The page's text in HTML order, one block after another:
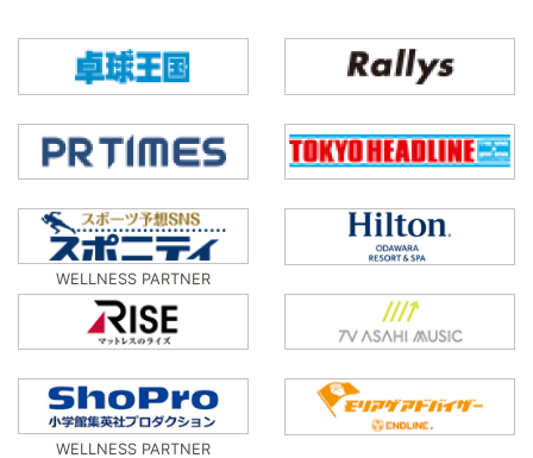
WELLNESS PARTNER
WELLNESS PARTNER